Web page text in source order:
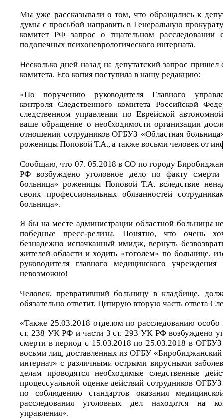
Мы уже рассказывали о том, что обращались к
думы с просьбой направить в Генеральную
комитет РФ запрос о тщательном
подопечных психоневрологического интерната.
Несколько дней назад на депутатский запрос пришел
комитета. Его копия поступила в нашу редакцию:
«По поручению руководителя Главного
контроля Следственного комитета Российской
следственном управлении по Еврейской
ваше обращение о необходимости организации
отношении сотрудников ОГБУЗ «Областная
роженицы Поповой Т.А., а также восьми человек от
Сообщаю, что 07. 05.2018 в СО по городу
РФ возбуждено уголовное дело по факту
больница» роженицы Поповой Т.А. вследствие
своих профессиональных обязанностей
больница».
Я бы на месте администрации областной больницы
победные пресс-релизы. Понятно, что очень
безнадежно испачканный имидж, вернуть
жителей области и ходить «гоголем» по больнице,
руководителя главного медицинского
невозможно!
Человек, превративший больницу в кладбище,
обязательно ответит. Цитирую вторую часть ответа
«Также 25.03.2018 отделом по расследованию
ст. 238 УК РФ и части 3 ст. 293 УК РФ возбуждено
смерти в период с 15.03.2018 по 25.03.2018 в ОГБУЗ
восьми лиц, доставленных из ОГБУ «Биробиджанский
интернат» с различными острыми вирусными
делам проводятся необходимые следственные
процессуальной оценке действий сотрудников
по соблюдению стандартов оказания
расследования уголовных дел находятся на
управления».